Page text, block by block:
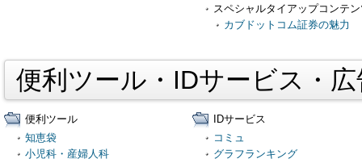
スペシャルタイアップコンテ
カブドットコム証券の魅力
便利ツール・IDサービス・
便利ツール
知恵袋
小児科・産婦人科
IDサービス
コミュ
グラフランキング